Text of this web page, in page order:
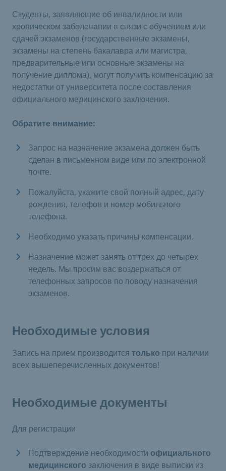
Студенты, заявляющие об инвалидности или
хроническом заболевании в связи с обучением или
сдачей экзаменов (государственные экзамены,
экзамены на степень бакалавра или магистра,
предварительные или основные экзамены на
получение диплома), могут получить компенсацию за
недостатки от университета после составления
официального медицинского заключения.
Обратите внимание:
Запрос на назначение экзамена должен быть
сделан в письменном виде или по электронной
почте.
Пожалуйста, укажите свой полный адрес, дату
рождения, телефон и номер мобильного
телефона.
Необходимо указать причины компенсации.
Назначение может занять от трех до четырех
недель. Мы просим вас воздержаться от
телефонных запросов по поводу назначения
экзаменов.
Необходимые условия
Запись на прием производится только при наличии
всех вышеперечисленных документов!
Необходимые документы
Для регистрации
Подтверждение необходимости официального
медицинского заключения в виде выписки из